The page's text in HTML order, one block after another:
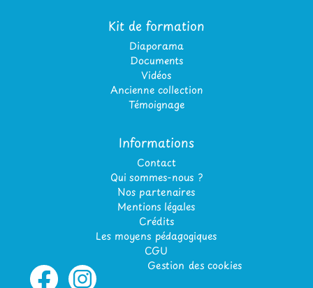
Kit de formation
Diaporama
Documents
Vidéos
Ancienne collection
Témoignage
Informations
Contact
Qui sommes-nous ?
Nos partenaires
Mentions légales
Crédits
Les moyens pédagogiques
CGU
Gestion des cookies